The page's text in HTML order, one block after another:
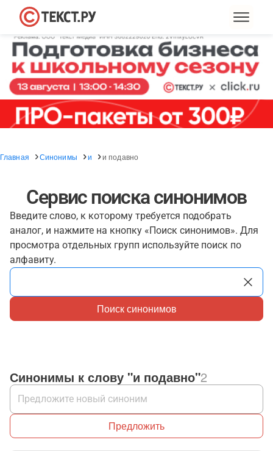
Главная Синонимы и и подавно
Сервис поиска синонимов
Введите слово, к которому требуется подобрать
аналог, и нажмите на кнопку «Поиск синонимов». Для
просмотра отдельных групп используйте поиск по
алфавиту.
Поиск синонимов
Синонимы к слову "и подавно"2
Предложить